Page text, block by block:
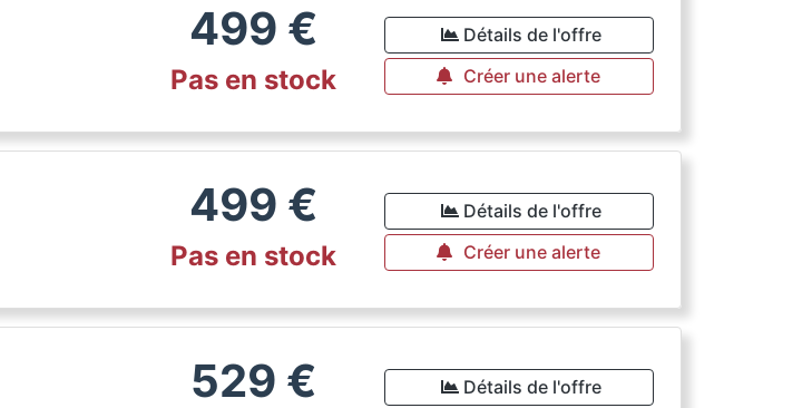
499 €
Pas en stock
Détails de l'offre
Créer une alerte
499 €
Pas en stock
Détails de l'offre
Créer une alerte
529 €
Détails de l'offre